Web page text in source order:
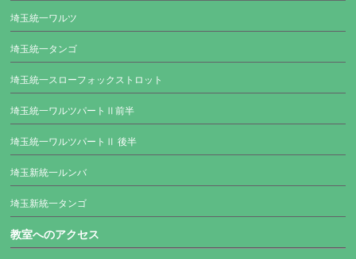
埼玉統一ワルツ
埼玉統一タンゴ
埼玉統一スローフォックストロット
埼玉統一ワルツパートⅡ前半
埼玉統一ワルツパートⅡ 後半
埼玉新統一ルンバ
埼玉新統一タンゴ
教室へのアクセス